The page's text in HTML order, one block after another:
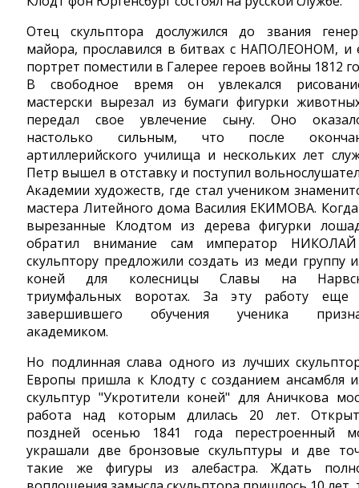
Отец скульптора дослужился до звания
майора, прославился в битвах с НАПОЛЕОНОМ, и
портрет поместили в Галерее героев войны 1812
В свободное время он увлекался
мастерски вырезал из бумаги фигурки
передал свое увлечение сыну. Оно
настолько сильным, что после
артиллерийского училища и нескольких лет
Петр вышел в отставку и поступил
Академии художеств, где стал учеником
мастера Литейного дома Василия ЕКИМОВА.
вырезанные Клодтом из дерева фигурки
обратил внимание сам император
cкульптору предложили создать из меди группу
коней для колесницы Славы на
триумфальных воротах. За эту работу еще
завершившего обучения ученика
академиком.
Но подлинная слава одного из лучших
Европы пришла к Клодту с созданием ансамбля
скульптур "Укротители коней" для Аничкова
работа над которым длилась 20 лет.
поздней осенью 1841 года перестроенный
украшали две бронзовые скульптуры и две
такие же фигуры из алебастра. Ждать